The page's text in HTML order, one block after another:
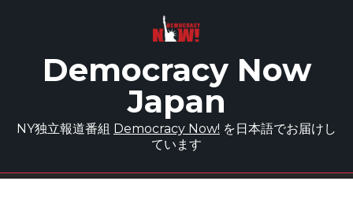
Democracy Now
Japan
NY独立報道番組 Democracy Now! を日本語でお届けし
ています